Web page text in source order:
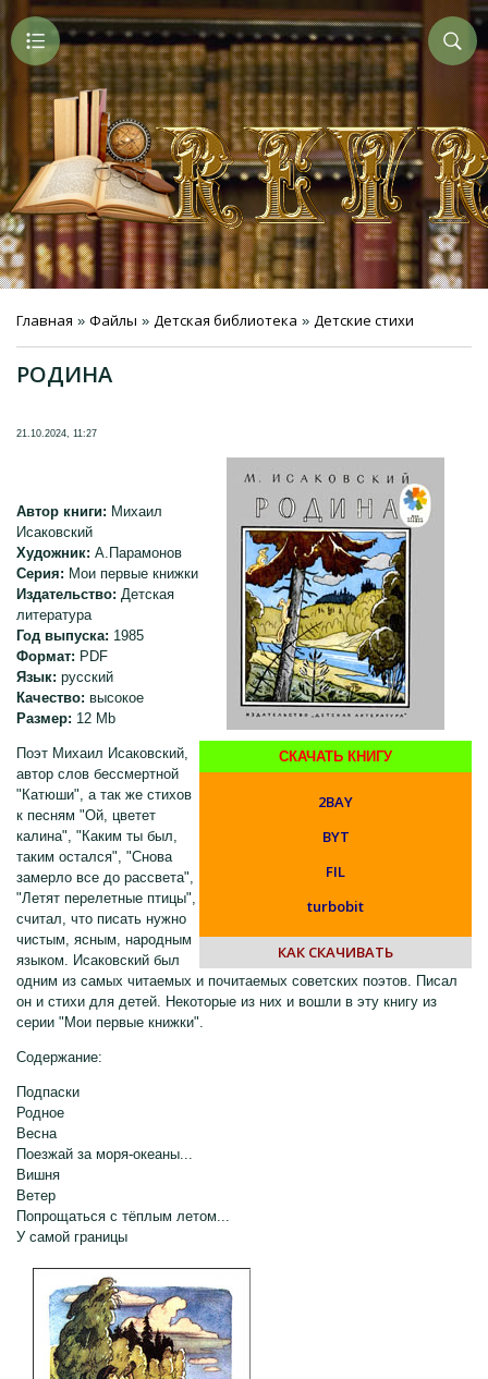
Главная » Файлы » Детская библиотека » Детские стихи
РОДИНА
21.10.2024, 11:27
СКАЧАТЬ КНИГУ
2BAY
BYT
FIL
turbobit
КАК СКАЧИВАТЬ
Автор книги: Михаил
Исаковский
Художник: А.Парамонов
Серия: Мои первые книжки
Издательство: Детская
литература
Год выпуска: 1985
Формат: PDF
Язык: русский
Качество: высокое
Размер: 12 Mb
Поэт Михаил Исаковский,
автор слов бессмертной
"Катюши", а так же стихов
к песням "Ой, цветет
калина", "Каким ты был,
таким остался", "Снова
замерло все до рассвета",
"Летят перелетные птицы",
считал, что писать нужно
чистым, ясным, народным
языком. Исаковский был
одним из самых читаемых и почитаемых советских поэтов. Писал
он и стихи для детей. Некоторые из них и вошли в эту книгу из
серии "Мои первые книжки".
Содержание:
Подпаски
Родное
Весна
Поезжай за моря-океаны...
Вишня
Ветер
Попрощаться с тёплым летом...
У самой границы